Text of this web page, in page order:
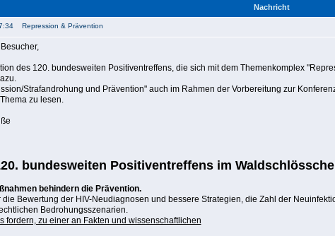
Nachricht
Repression & Prävention
des 120. bundesweiten Positiventreffens, die sich mit dem Themenkomplex
Strafandrohung und Prävention" auch im Rahmen der Vorbereitung zur
zu lesen.
bundesweiten Positiventreffens im
behindern die Prävention.
Bewertung der HIV-Neudiagnosen und bessere Strategien, die Zahl der
Bedrohungsszenarien.
fordern, zu einer an Fakten und wissenschaftlichen